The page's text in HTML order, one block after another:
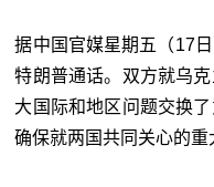
据中国官媒星期五（17
特朗普通话。双方就乌
大国际和地区问题交换
确保就两国共同关心的重